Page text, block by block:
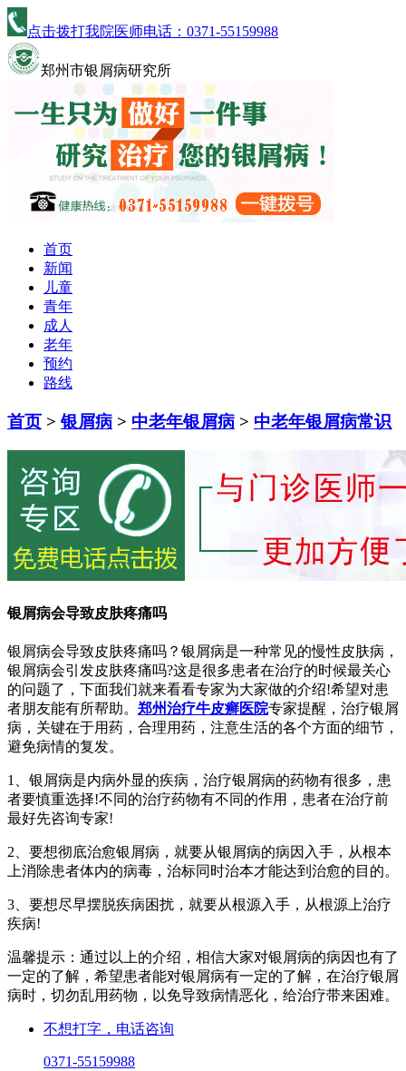
点击拨打我院医师电话： 0371-55159988
郑州市银屑病研究所
首页
新闻
儿童
青年
成人
老年
预约
路线
首页 >银屑病 > 中老年银屑病 > 中老年银屑病常识
银屑病会导致皮肤疼痛吗
银屑病会导致皮肤疼痛吗？银屑病是一种常见的慢性皮肤病，
银屑病会引发皮肤疼痛吗?这是很多患者在治疗的时候最关心
的问题了，下面我们就来看看专家为大家做的介绍!希望对患
者朋友能有所帮助。 郑州治疗牛皮癣医院专家提醒，治疗银屑
病，关键在于用药，合理用药，注意生活的各个方面的细节，
避免病情的复发。
1、银屑病是内病外显的疾病，治疗银屑病的药物有很多，患
者要慎重选择!不同的治疗药物有不同的作用，患者在治疗前
最好先咨询专家!
2、要想彻底治愈银屑病，就要从银屑病的病因入手，从根本
上消除患者体内的病毒，治标同时治本才能达到治愈的目的。
3、要想尽早摆脱疾病困扰，就要从根源入手，从根源上治疗
疾病!
温馨提示：通过以上的介绍，相信大家对银屑病的病因也有了
一定的了解，希望患者能对银屑病有一定的了解，在治疗银屑
病时，切勿乱用药物，以免导致病情恶化，给治疗带来困难。
不想打字，电话咨询
0371-55159988